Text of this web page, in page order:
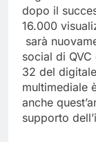
dopo il
16.000
sarà
social di
32 del
multimediale
anche
supporto